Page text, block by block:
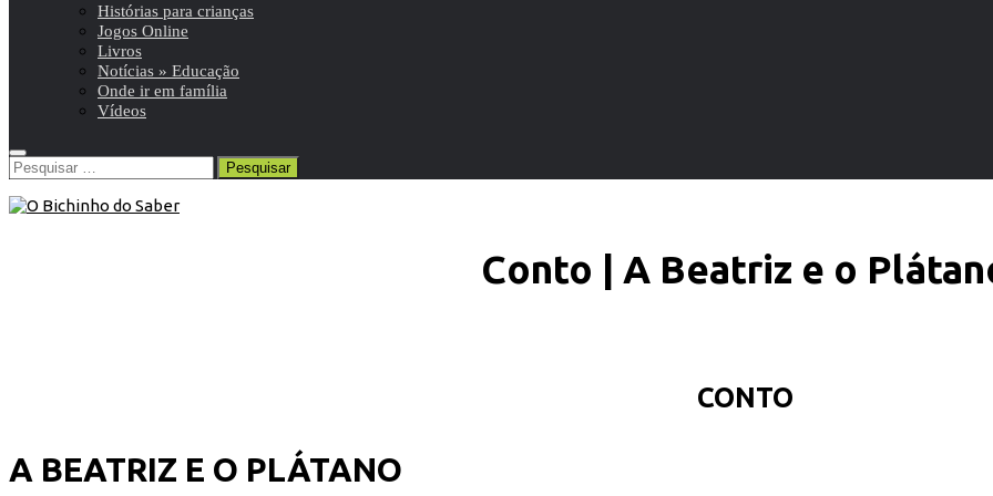
Histórias para crianças
Jogos Online
Livros
Notícias » Educação
Onde ir em família
Vídeos
Pesquisar
por:
Conto | A Beatriz e o
CONTO
A BEATRIZ E O PLÁTANO